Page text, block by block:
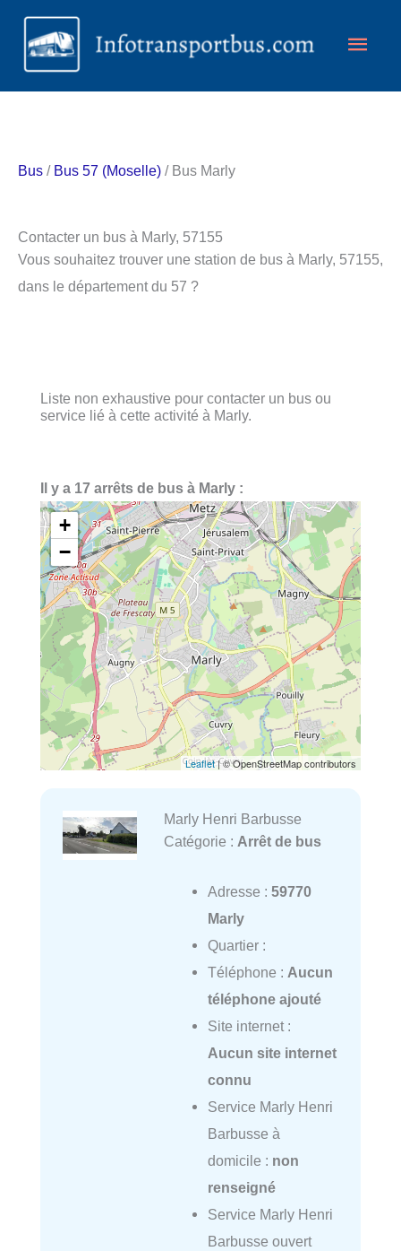
Aller
contenu
Bus / Bus 57 (Moselle) / Bus Marly
Contacter un bus à Marly, 57155
Vous souhaitez trouver une station de bus à Marly, 57155,
dans le département du 57 ?
Liste non exhaustive pour contacter un bus ou
service lié à cette activité à Marly.
Il y a 17 arrêts de bus à Marly :
+
−
Leaflet| © OpenStreetMap contributors
Marly Henri Barbusse
Catégorie : Arrêt de bus
Adresse : 59770
Marly
Quartier :
Téléphone : Aucun
téléphone ajouté
Site internet :
Aucun site internet
connu
Service Marly Henri
Barbusse à
domicile : non
renseigné
Service Marly Henri
Barbusse ouvert